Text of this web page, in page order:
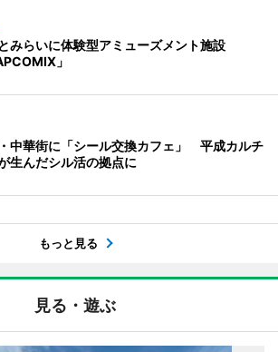
みらいに体験型アミューズメント施設
」
中華街に「シール交換カフェ」 平成カルチ
生んだシル活の拠点に
もっと見る
見る・遊ぶ